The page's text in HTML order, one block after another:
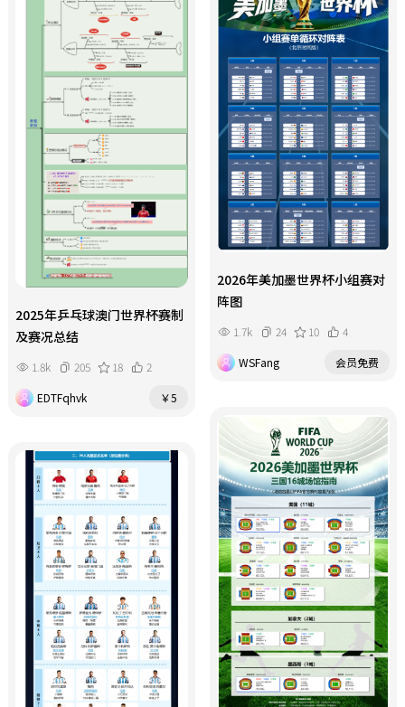
中，25 - 27岁黄金年龄段的球员体能
充沛，双冠的经验更是让他们在赛场
上无惧任何挑战。对于广大阿根廷球
迷来说，这是见证传奇的时刻；对于
足球爱好者而言，这是欣赏顶级赛事
的绝佳机会；对于体育研究者，阿根
廷队的战术体系和人员配置无疑具有
极高的研究价值。5月30日前最终名单
将锁定，剩余4席竞争白热化。这支为
传奇而战的队伍，目标直指大力神杯
连庄，让我们共同期待他们在世界杯
赛场上的精彩表现！
2025年乒乓球澳门世界杯赛制
及赛况总结
1.8k 205 18
2
EDTFqhvk
￥5
2026年美加墨世界杯小组赛对
阵图
1.7k 24 10
4
WSFang
会员免费